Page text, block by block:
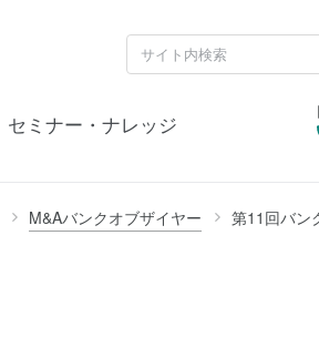
セミナー・ナレッジ
M&Aバンクオブザイヤー 第11回バン